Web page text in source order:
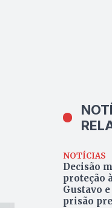
NOTÍCIAS
Decisão
proteção
Gustavo
prisão